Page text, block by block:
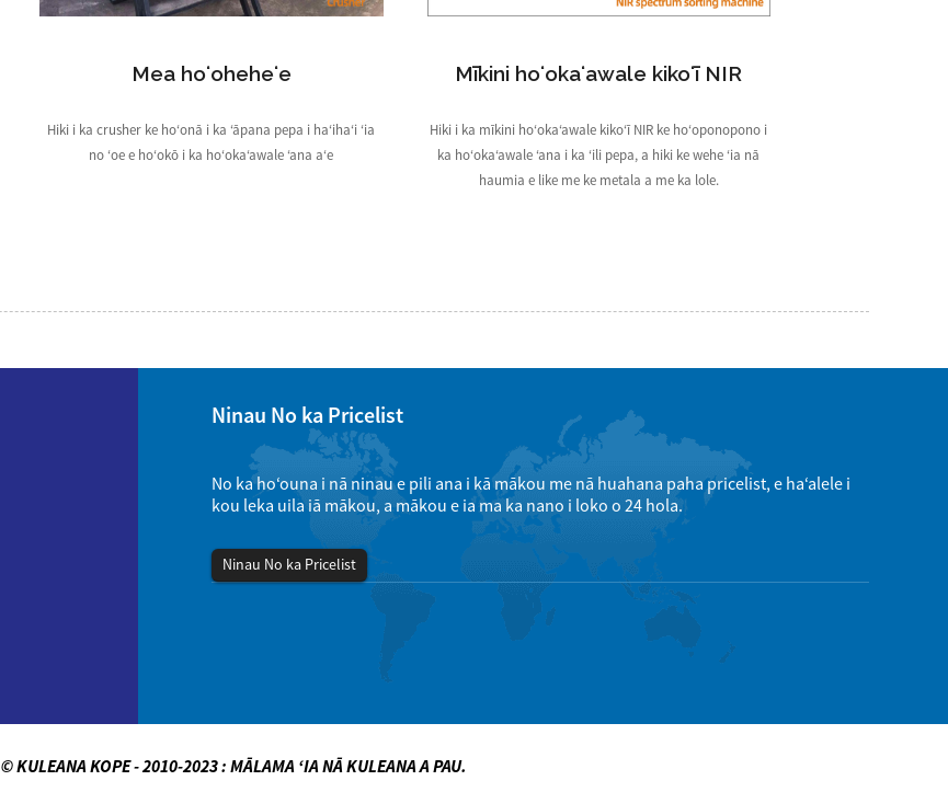
Mea hoʻoheheʻe
Hiki i ka crusher ke hoʻonā i ka ʻāpana pepa i haʻihaʻi ʻia
no ʻoe e hoʻokō i ka hoʻokaʻawale ʻana aʻe
Mīkini hoʻokaʻawale kikoʻī NIR
Hiki i ka mīkini hoʻokaʻawale kikoʻī NIR ke hoʻoponopono i
ka hoʻokaʻawale ʻana i ka ʻili pepa, a hiki ke wehe ʻia nā
haumia e like me ke metala a me ka lole.
Ninau No ka Pricelist
No ka hoʻouna i nā ninau e pili ana i kā mākou me nā huahana paha pricelist, e haʻalele i
kou leka uila iā mākou, a mākou e ia ma ka nano i loko o 24 hola.
Ninau No ka Pricelist
© KULEANA KOPE - 2010-2023 : MĀLAMA ʻIA NĀ KULEANA A PAU.